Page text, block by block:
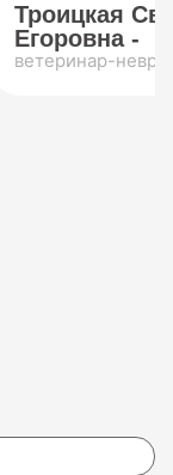
Троицкая
Егоровна -
ветеринар-